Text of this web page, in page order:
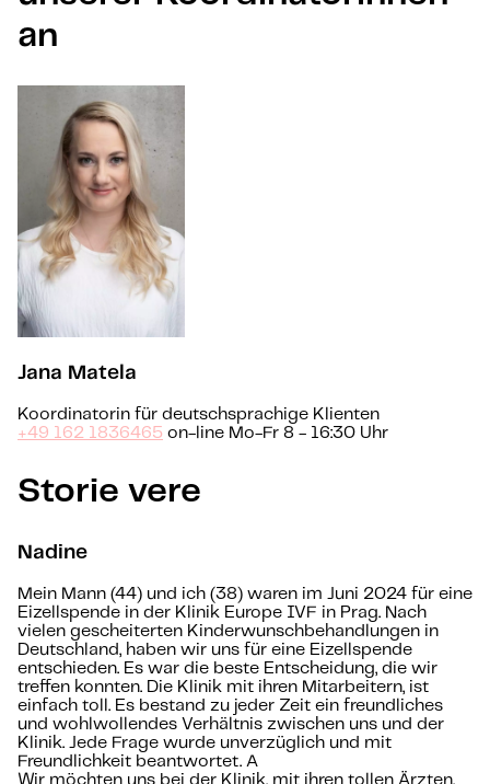
an
Jana Matela
Koordinatorin für deutschsprachige Klienten
+49 162 1836465 on-line Mo-Fr 8 - 16:30 Uhr
Storie vere
Nadine
Mein Mann (44) und ich (38) waren im Juni 2024 für eine
Eizellspende in der Klinik Europe IVF in Prag. Nach
vielen gescheiterten Kinderwunschbehandlungen in
Deutschland, haben wir uns für eine Eizellspende
entschieden. Es war die beste Entscheidung, die wir
treffen konnten. Die Klinik mit ihren Mitarbeitern, ist
einfach toll. Es bestand zu jeder Zeit ein freundliches
und wohlwollendes Verhältnis zwischen uns und der
Klinik. Jede Frage wurde unverzüglich und mit
Freundlichkeit beantwortet. A
Wir möchten uns bei der Klinik, mit ihren tollen Ärzten,